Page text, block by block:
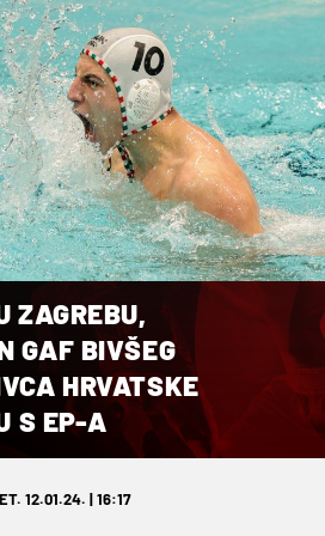
ZAGREBU,
GAF BIVŠEG
HRVATSKE
S EP-A
12.01.24. | 16:17